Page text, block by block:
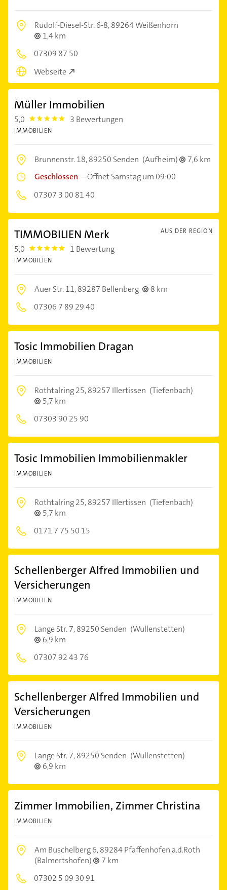
Rudolf-Diesel-Str. 6-8,89264 Weißenhorn
1,4 km
07309 87 50
Webseite
Müller Immobilien
5,0 5.0 3 Bewertungen
IMMOBILIEN
Brunnenstr. 18,89250 Senden (Aufheim)
7,6 km
Geschlossen –Öffnet Samstag um 09:00
07307 3 00 81 40
AUS DER REGION
TIMMOBILIEN Merk
5,0 5.0 1 Bewertung
IMMOBILIEN
Auer Str. 11,89287 Bellenberg
8 km
07306 7 89 29 40
Tosic Immobilien Dragan
IMMOBILIEN
Rothtalring 25,89257 Illertissen (Tiefenbach)
5,7 km
07303 90 25 90
Tosic Immobilien Immobilienmakler
IMMOBILIEN
Rothtalring 25,89257 Illertissen (Tiefenbach)
5,7 km
0171 7 75 50 15
Schellenberger Alfred Immobilien und
Versicherungen
IMMOBILIEN
Lange Str. 7,89250 Senden (Wullenstetten)
6,9 km
07307 92 43 76
Schellenberger Alfred Immobilien und
Versicherungen
IMMOBILIEN
Lange Str. 7,89250 Senden (Wullenstetten)
6,9 km
Zimmer Immobilien, Zimmer Christina
IMMOBILIEN
Am Buschelberg 6,89284 Pfaffenhofen a.d.Roth
(Balmertshofen)
7 km
07302 5 09 30 91